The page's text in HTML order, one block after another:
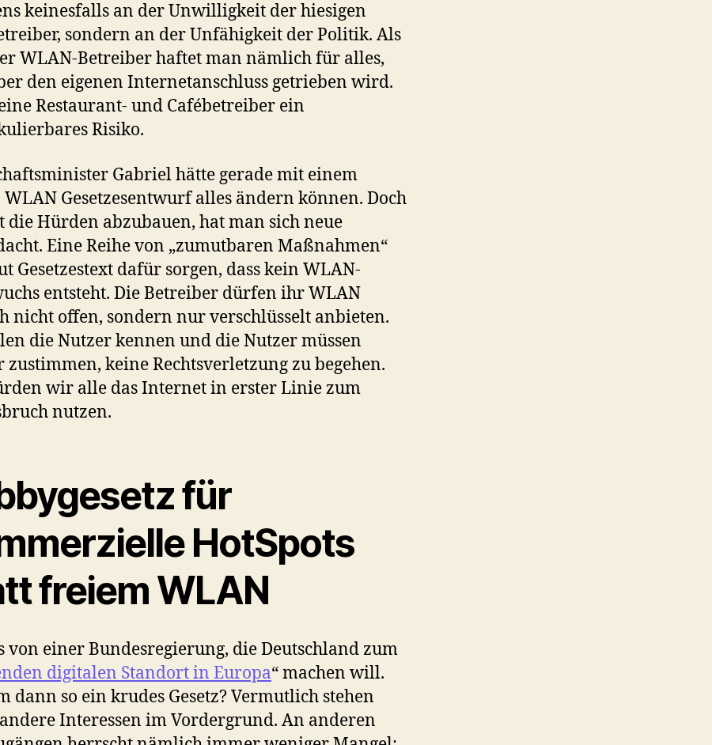
keinesfalls an der Unwilligkeit der hiesigen
sondern an der Unfähigkeit der Politik. Als
WLAN-Betreiber haftet man nämlich für alles,
den eigenen Internetanschluss getrieben wird.
Restaurant- und Cafébetreiber ein
Risiko.
Gabriel hätte gerade mit einem
Gesetzesentwurf alles ändern können. Doch
die Hürden abzubauen, hat man sich neue
Eine Reihe von „zumutbaren Maßnahmen“
Gesetzestext dafür sorgen, dass kein WLAN-
entsteht. Die Betreiber dürfen ihr WLAN
nicht offen, sondern nur verschlüsselt anbieten.
die Nutzer kennen und die Nutzer müssen
zustimmen, keine Rechtsverletzung zu begehen.
wir alle das Internet in erster Linie zum
nutzen.
für
HotSpots
freiem WLAN
von einer Bundesregierung, die Deutschland zum
digitalen Standort in Europa“ machen will.
dann so ein krudes Gesetz? Vermutlich stehen
Interessen im Vordergrund. An anderen